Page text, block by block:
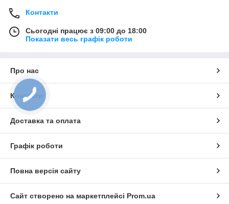
Контакти
Сьогодні працює з 09:00 до 18:00
Показати весь графік роботи
Про нас
Контакти
Доставка та оплата
Графік роботи
Повна версія сайту
Сайт створено на маркетплейсі Prom.ua